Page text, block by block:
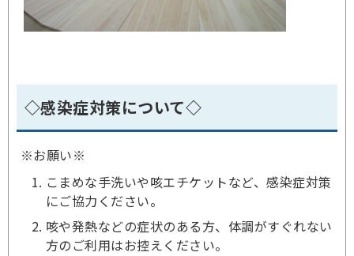
◇感染症対策について◇
※お願い※
こまめな手洗いや咳エチケットなど、感染症対策
にご協力ください。
咳や発熱などの症状のある方、体調がすぐれない
方のご利用はお控えください。